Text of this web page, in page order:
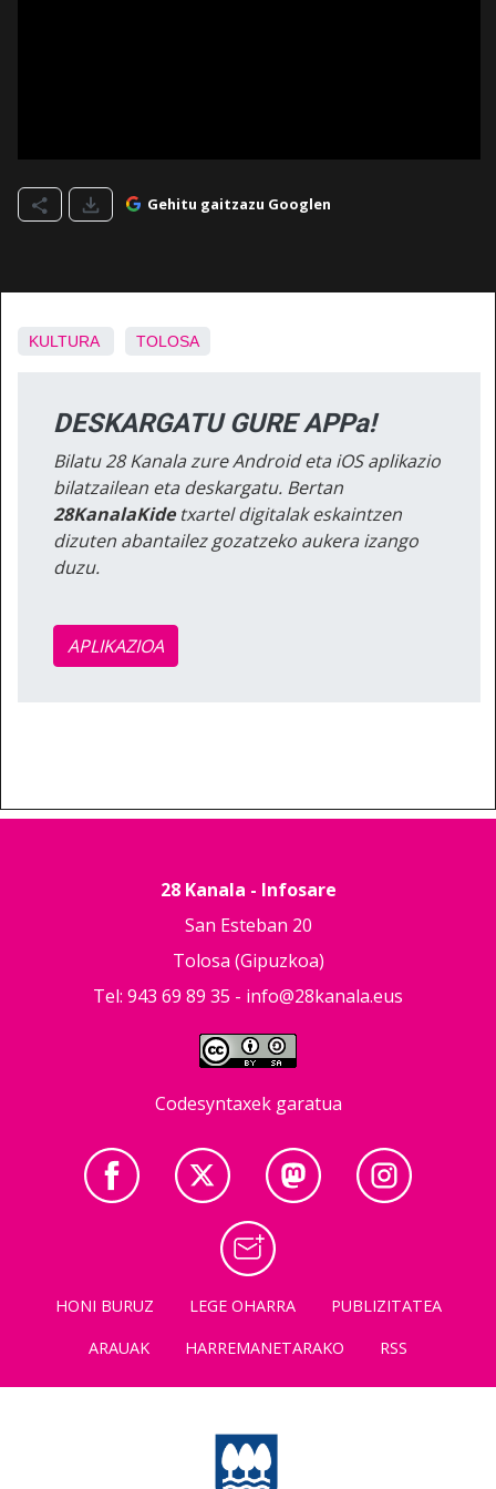
Gehitu gaitzazu Googlen
KULTURA TOLOSA
DESKARGATU GURE APPa!
Bilatu 28 Kanala zure Android eta iOS aplikazio
bilatzailean eta deskargatu. Bertan
28KanalaKidetxartel digitalak eskaintzen
dizuten abantailez gozatzeko aukera izango
duzu.
APLIKAZIOA
28 Kanala - Infosare
San Esteban 20
Tolosa (Gipuzkoa)
Tel: 943 69 89 35 - info@28kanala.eus
Codesyntaxek garatua
HONI BURUZ LEGE OHARRA
PUBLIZITATEA
ARAUAK
HARREMANETARAKO RSS